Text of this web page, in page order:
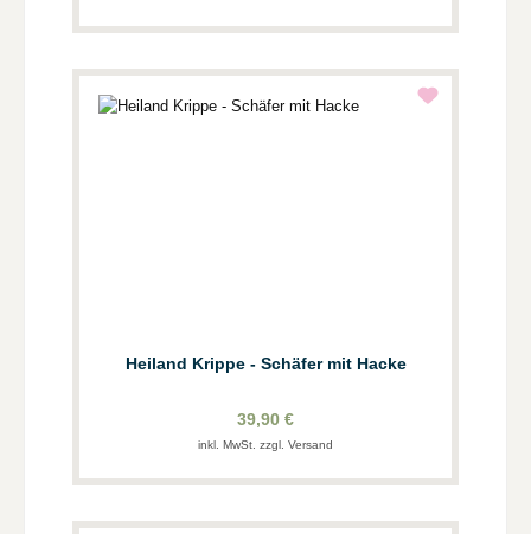
Heiland Krippe - Schäfer mit Hacke
39,90 €
inkl. MwSt. zzgl. Versand